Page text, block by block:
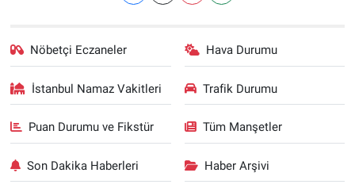
Nöbetçi Eczaneler Hava Durumu
İstanbul Namaz Vakitleri Trafik Durumu
Puan Durumu ve Fikstür Tüm Manşetler
Son Dakika Haberleri Haber Arşivi